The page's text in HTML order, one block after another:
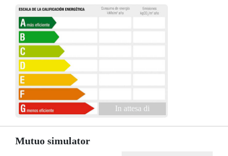
In attesa di
Mutuo simulator